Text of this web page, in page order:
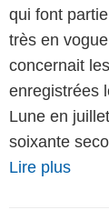
qui font
très en
concernait
enregistrées
Lune en
soixante
Lire plus